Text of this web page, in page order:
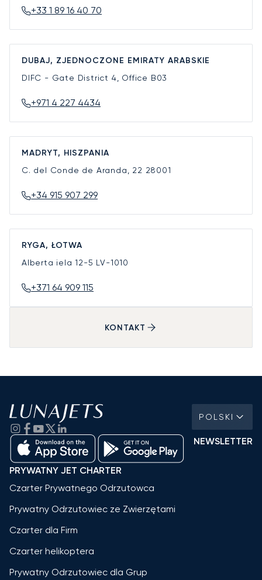
+33 1 89 16 40 70
DUBAJ, ZJEDNOCZONE EMIRATY ARABSKIE
DIFC - Gate District 4, Office B03
+971 4 227 4434
MADRYT, HISZPANIA
C. del Conde de Aranda, 22 28001
+34 915 907 299
RYGA, ŁOTWA
Alberta iela 12-5 LV-1010
+371 64 909 115
KONTAKT
POLSKI
NEWSLETTER
PRYWATNY JET CHARTER
Czarter Prywatnego Odrzutowca
Prywatny Odrzutowiec ze Zwierzętami
Czarter dla Firm
Czarter helikoptera
Prywatny Odrzutowiec dla Grup